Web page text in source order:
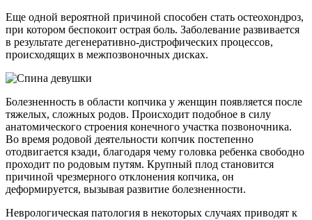
Еще одной вероятной причиной способен стать остеохондроз,
при котором беспокоит острая боль. Заболевание развивается
в результате дегенеративно-дистрофических процессов,
происходящих в межпозвоночных дисках.
Болезненность в области копчика у женщин появляется после
тяжелых, сложных родов. Происходит подобное в силу
анатомического строения конечного участка позвоночника.
Во время родовой деятельности копчик постепенно
отодвигается кзади, благодаря чему головка ребенка свободно
проходит по родовым путям. Крупный плод становится
причиной чрезмерного отклонения копчика, он
деформируется, вызывая развитие болезненности.
Неврологическая патология в некоторых случаях приводят к